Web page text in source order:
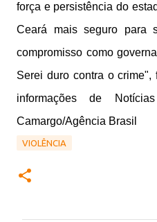
força e persistência do
Ceará mais seguro para
compromisso como
Serei duro contra o crime",
informações de
Camargo/Agência Brasil
VIOLÊNCIA